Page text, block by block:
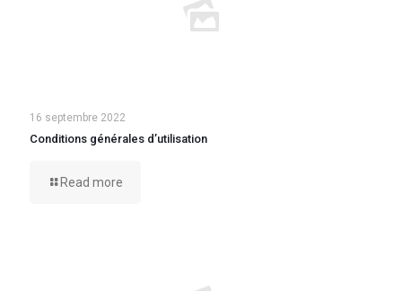
16 septembre 2022
Conditions générales d’utilisation
Read more